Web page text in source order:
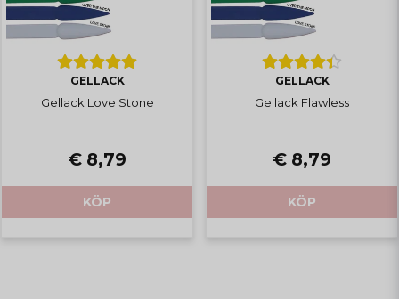
GELLACK
Gellack Love Stone
€ 8,79
KÖP
GELLACK
Gellack Flawless
€ 8,79
KÖP